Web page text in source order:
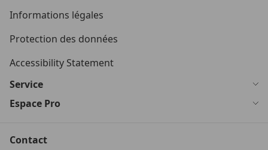
Informations légales
Protection des données
Accessibility Statement
Service
Espace Pro
Contact